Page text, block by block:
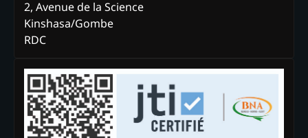
2, Avenue de la Science
Kinshasa/Gombe
RDC